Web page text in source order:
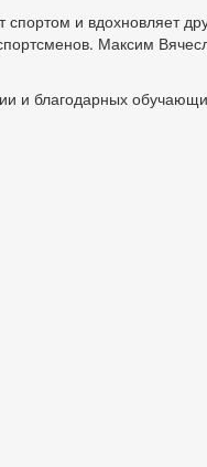
и вдохновляет
Максим
и благодарных